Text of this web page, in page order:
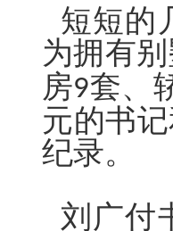
短短的
为拥有
房9套、
元的书
纪录。
刘广付